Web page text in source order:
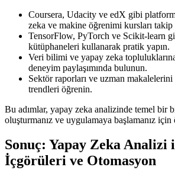
Coursera, Udacity ve edX gibi
zeka ve makine öğrenimi kursları takip
TensorFlow, PyTorch ve Scikit-learn
kütüphaneleri kullanarak pratik yapın.
Veri bilimi ve yapay zeka
deneyim paylaşımında bulunun.
Sektör raporları ve uzman
trendleri öğrenin.
Bu adımlar, yapay zeka analizinde temel bir
oluşturmanız ve uygulamaya başlamanız
Sonuç: Yapay Zeka Analizi
İçgörüleri ve Otomasyon